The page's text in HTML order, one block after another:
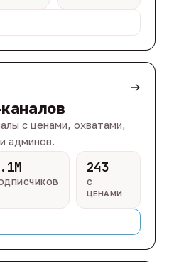
→
с ценами, охватами,
админов.
243
С
ЦЕНАМИ